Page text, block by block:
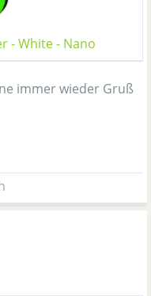
- White - Nano
immer wieder Gruß